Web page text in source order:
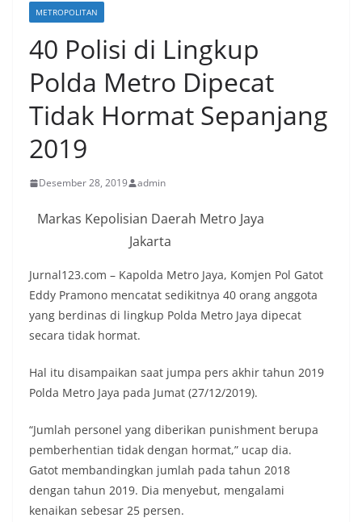
METROPOLITAN
40 Polisi di Lingkup
Polda Metro Dipecat
Tidak Hormat Sepanjang
2019
Desember 28, 2019 admin
Markas Kepolisian Daerah Metro Jaya
Jakarta
Jurnal123.com – Kapolda Metro Jaya, Komjen Pol Gatot
Eddy Pramono mencatat sedikitnya 40 orang anggota
yang berdinas di lingkup Polda Metro Jaya dipecat
secara tidak hormat.
Hal itu disampaikan saat jumpa pers akhir tahun 2019
Polda Metro Jaya pada Jumat (27/12/2019).
“Jumlah personel yang diberikan punishment berupa
pemberhentian tidak dengan hormat,” ucap dia.
Gatot membandingkan jumlah pada tahun 2018
dengan tahun 2019. Dia menyebut, mengalami
kenaikan sebesar 25 persen.